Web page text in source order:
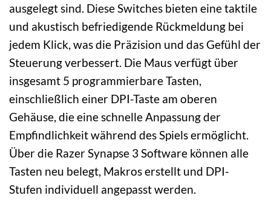
ausgelegt sind. Diese Switches bieten eine taktile
und akustisch befriedigende Rückmeldung bei
jedem Klick, was die Präzision und das Gefühl der
Steuerung verbessert. Die Maus verfügt über
insgesamt 5 programmierbare Tasten,
einschließlich einer DPI-Taste am oberen
Gehäuse, die eine schnelle Anpassung der
Empfindlichkeit während des Spiels ermöglicht.
Über die Razer Synapse 3 Software können alle
Tasten neu belegt, Makros erstellt und DPI-
Stufen individuell angepasst werden.